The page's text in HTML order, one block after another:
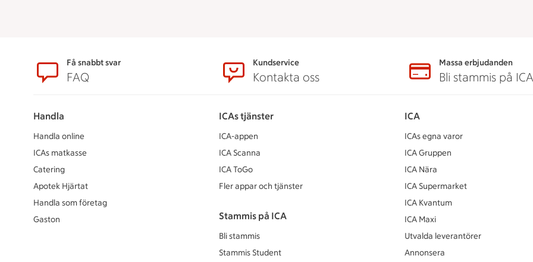
SidfotFå snabbt svar
FAQ
Kundservice
Kontakta oss
Massa erbjudanden
Bli stammis på ICA
Handla
Handla online
ICAs matkasse
Catering
Apotek Hjärtat
Handla som företag
Gaston
ICAs tjänster
ICA-appen
ICA Scanna
ICA ToGo
Fler appar och tjänster
Stammis på ICA
Bli stammis
Stammis Student
ICA
ICAs egna varor
ICA Gruppen
ICA Nära
ICA Supermarket
ICA Kvantum
ICA Maxi
Utvalda leverantörer
Annonsera